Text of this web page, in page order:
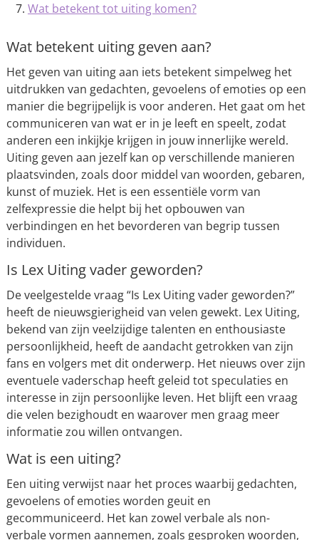
Wat betekent tot uiting komen?
Wat betekent uiting geven aan?
Het geven van uiting aan iets betekent simpelweg het
uitdrukken van gedachten, gevoelens of emoties op een
manier die begrijpelijk is voor anderen. Het gaat om het
communiceren van wat er in je leeft en speelt, zodat
anderen een inkijkje krijgen in jouw innerlijke wereld.
Uiting geven aan jezelf kan op verschillende manieren
plaatsvinden, zoals door middel van woorden, gebaren,
kunst of muziek. Het is een essentiële vorm van
zelfexpressie die helpt bij het opbouwen van
verbindingen en het bevorderen van begrip tussen
individuen.
Is Lex Uiting vader geworden?
De veelgestelde vraag “Is Lex Uiting vader geworden?”
heeft de nieuwsgierigheid van velen gewekt. Lex Uiting,
bekend van zijn veelzijdige talenten en enthousiaste
persoonlijkheid, heeft de aandacht getrokken van zijn
fans en volgers met dit onderwerp. Het nieuws over zijn
eventuele vaderschap heeft geleid tot speculaties en
interesse in zijn persoonlijke leven. Het blijft een vraag
die velen bezighoudt en waarover men graag meer
informatie zou willen ontvangen.
Wat is een uiting?
Een uiting verwijst naar het proces waarbij gedachten,
gevoelens of emoties worden geuit en
gecommuniceerd. Het kan zowel verbale als non-
verbale vormen aannemen, zoals gesproken woorden,